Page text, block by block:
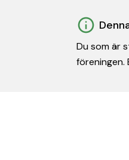
Du som är
föreningen.